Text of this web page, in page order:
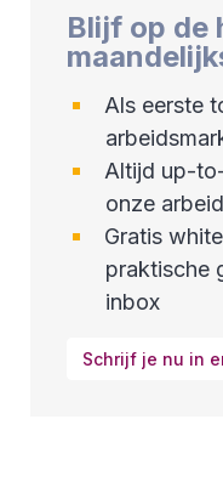
Blijf op de
Als eerste
Altijd up-
onze
Gratis
praktische
inbox
Schrijf je nu in